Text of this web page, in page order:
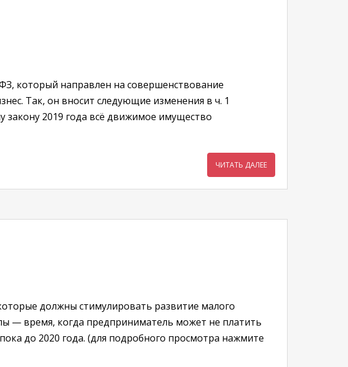
который направлен на совершенствование
Так, он вносит следующие изменения в ч. 1
закону 2019 года всё движимое имущество
ЧИТАТЬ ДАЛЕЕ
должны стимулировать развитие малого
— время, когда предприниматель может не платить
до 2020 года. (для подробного просмотра нажмите